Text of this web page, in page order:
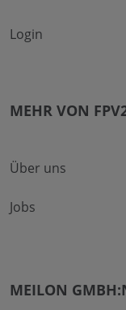
Login
MEHR VON
Über uns
Jobs
MEILON